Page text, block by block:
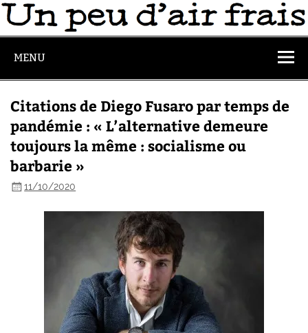
MENU
Citations de Diego Fusaro par temps de
pandémie : « L’alternative demeure
toujours la même : socialisme ou
barbarie »
11/10/2020